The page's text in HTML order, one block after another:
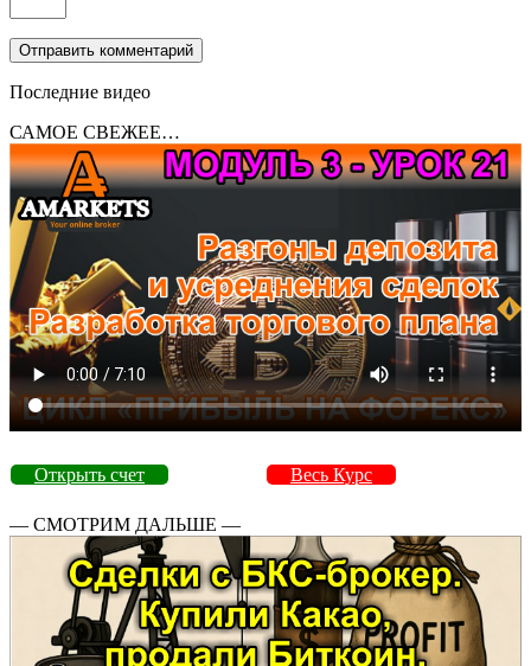
Последние видео
САМОЕ СВЕЖЕЕ…
Открыть счет Весь Курс
— СМОТРИМ ДАЛЬШЕ —